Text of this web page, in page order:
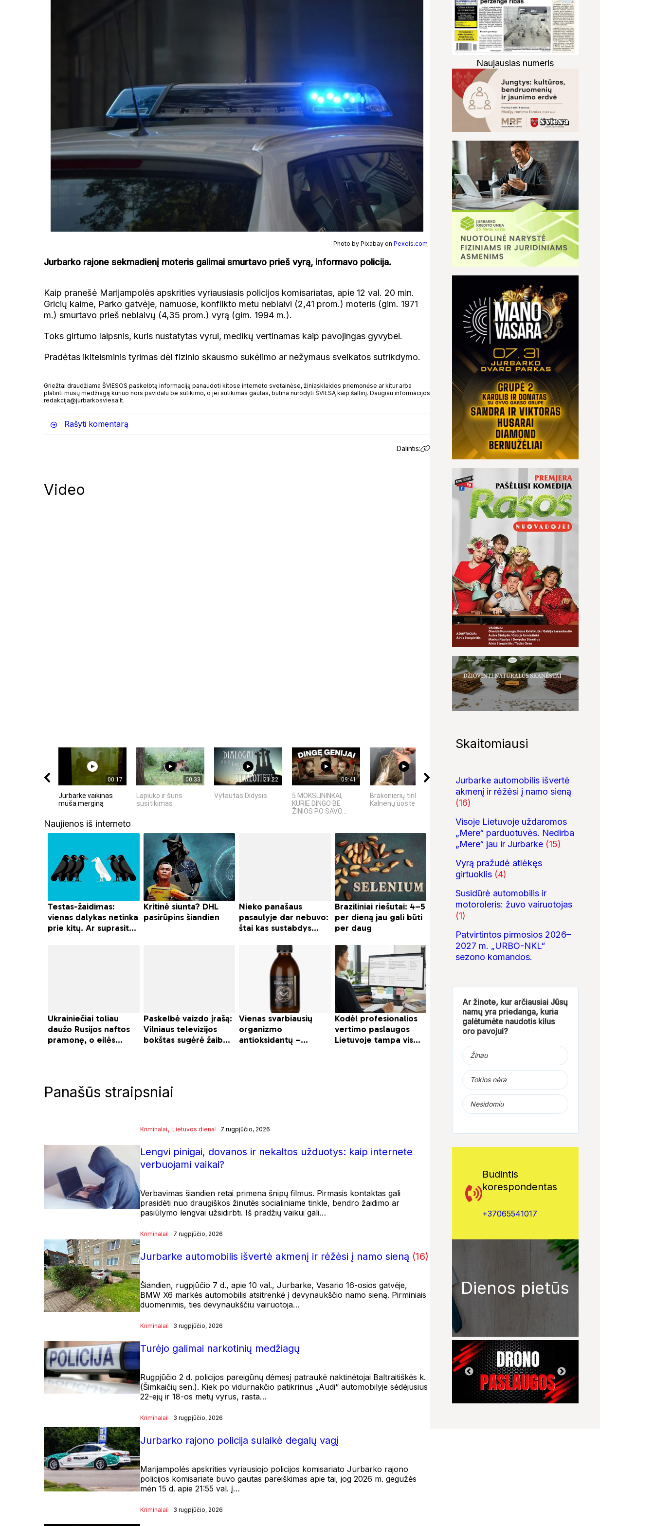
Photo by Pixabay on Pexels.com
Jurbarko rajone sekmadienį moteris galimai smurtavo prieš vyrą, informavo policija.
Kaip pranešė Marijampolės apskrities vyriausiasis policijos komisariatas, apie 12 val. 20 min.
Gricių kaime, Parko gatvėje, namuose, konflikto metu neblaivi (2,41 prom.) moteris (gim. 1971
m.) smurtavo prieš neblaivų (4,35 prom.) vyrą (gim. 1994 m.).
Toks girtumo laipsnis, kuris nustatytas vyrui, medikų vertinamas kaip pavojingas gyvybei.
Pradėtas ikiteisminis tyrimas dėl fizinio skausmo sukėlimo ar nežymaus sveikatos sutrikdymo.
Griežtai draudžiama ŠVIESOS paskelbtą informaciją panaudoti kitose interneto svetainėse, žiniasklaidos priemonėse ar kitur arba
platinti mūsų medžiagą kuriuo nors pavidalu be sutikimo, o jei sutikimas gautas, būtina nurodyti ŠVIESĄ kaip šaltinį. Daugiau informacijos
redakcija@jurbarkosviesa.lt.
Rašyti komentarą
Dalintis:
Video
00:17
Jurbarke vaikinas
muša merginą
00:33
Lapiuko ir šuns
susitikimas
21:22
Vytautas Didysis
09:41
5 MOKSLININKAI,
KURIE DINGO BE
ŽINIOS PO SAVO...
01:41
Brakonierių tinklai
Kalnėnų uoste
07:43
Rastas svarbus
partizanų bunkeris
5 GALINGIAUSI
Naujienos iš interneto
Panašūs straipsniai
Kriminalai, Lietuvos diena 7 rugpjūčio, 2026
Lengvi pinigai, dovanos ir nekaltos užduotys: kaip internete
verbuojami vaikai?
Verbavimas šiandien retai primena šnipų filmus. Pirmasis kontaktas gali
prasidėti nuo draugiškos žinutės socialiniame tinkle, bendro žaidimo ar
pasiūlymo lengvai užsidirbti. Iš pradžių vaikui gali…
Kriminalai 7 rugpjūčio, 2026
Jurbarke automobilis išvertė akmenį ir rėžėsi į namo sieną (16)
Šiandien, rugpjūčio 7 d., apie 10 val., Jurbarke, Vasario 16-osios gatvėje,
BMW X6 markės automobilis atsitrenkė į devynaukščio namo sieną. Pirminiais
duomenimis, ties devynaukščiu vairuotoja…
Kriminalai 3 rugpjūčio, 2026
Turėjo galimai narkotinių medžiagų
Rugpjūčio 2 d. policijos pareigūnų dėmesį patraukė naktinėtojai Baltraitiškės k.
(Šimkaičių sen.). Kiek po vidurnakčio patikrinus „Audi“ automobilyje sėdėjusius
22-ejų ir 18-os metų vyrus, rasta…
Kriminalai 3 rugpjūčio, 2026
Jurbarko rajono policija sulaikė degalų vagį
Marijampolės apskrities vyriausiojo policijos komisariato Jurbarko rajono
policijos komisariate buvo gautas pareiškimas apie tai, jog 2026 m. gegužės
mėn 15 d. apie 21:55 val. į…
Kriminalai 3 rugpjūčio, 2026
Naujausias numeris
Skaitomiausi
Jurbarke automobilis išvertė
akmenį ir rėžėsi į namo sieną
(16)
Visoje Lietuvoje uždaromos
„Mere“ parduotuvės. Nedirba
„Mere“ jau ir Jurbarke (15)
Vyrą pražudė atlėkęs
girtuoklis (4)
Susidūrė automobilis ir
motoroleris: žuvo vairuotojas
(1)
Patvirtintos pirmosios 2026–
2027 m. „URBO-NKL“
sezono komandos.
Ar žinote, kur arčiausiai Jūsų
namų yra priedanga, kuria
galėtumėte naudotis kilus
oro pavojui?
Žinau
Tokios nėra
Nesidomiu
Budintis
korespondentas
+37065541017
Dienos pietūs